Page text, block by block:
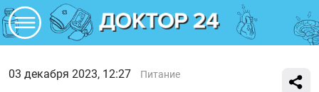
03 декабря 2023, 12:27 Питание